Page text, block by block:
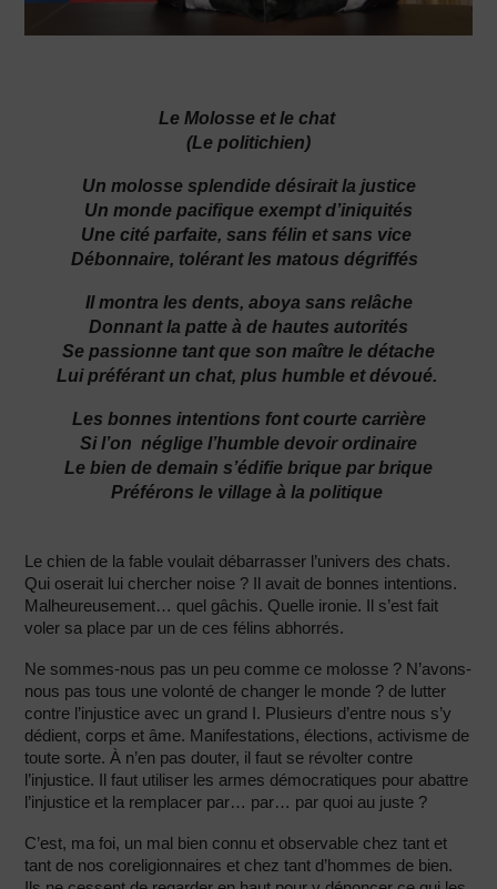
Le Molosse et le chat
(Le politichien)
Un molosse splendide désirait la justice
Un monde pacifique exempt d’iniquités
Une cité parfaite, sans félin et sans vice
Débonnaire, tolérant les matous dégriffés
Il montra les dents, aboya sans relâche
Donnant la patte à de hautes autorités
Se passionne tant que son maître le détache
Lui préférant un chat, plus humble et dévoué.
Les bonnes intentions font courte carrière
Si l’on néglige l’humble devoir ordinaire
Le bien de demain s’édifie brique par brique
Préférons le village à la politique
Le chien de la fable voulait débarrasser l’univers des chats.
Qui oserait lui chercher noise ? Il avait de bonnes intentions.
Malheureusement… quel gâchis. Quelle ironie. Il s’est fait
voler sa place par un de ces félins abhorrés.
Ne sommes-nous pas un peu comme ce molosse ? N’avons-
nous pas tous une volonté de changer le monde ? de lutter
contre l’injustice avec un grand I. Plusieurs d’entre nous s’y
dédient, corps et âme. Manifestations, élections, activisme de
toute sorte. À n’en pas douter, il faut se révolter contre
l’injustice. Il faut utiliser les armes démocratiques pour abattre
l’injustice et la remplacer par… par… par quoi au juste ?
C’est, ma foi, un mal bien connu et observable chez tant et
tant de nos coreligionnaires et chez tant d’hommes de bien.